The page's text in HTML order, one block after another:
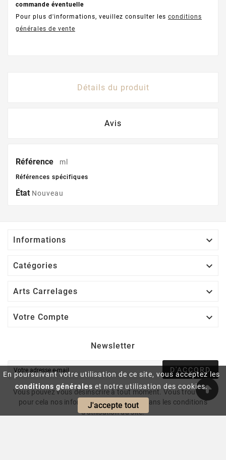
En poursuivant votre utilisation de ce site, vous acceptez les
conditions générales et notre utilisation des cookies.
J'accepte tout
commande éventuelle
Pour plus d'informations, veuillez consulter les conditions
générales de vente
Détails du produit
Avis
Référence ml
Références spécifiques
État Nouveau
Informations 
Catégories 
Arts Carrelages 
Votre Compte 
Newsletter
D'ACCORD
Vous pouvez vous désinscrire à tout moment. Vous trouverez
pour cela nos informations de contact dans les conditions
d'utilisation du site.